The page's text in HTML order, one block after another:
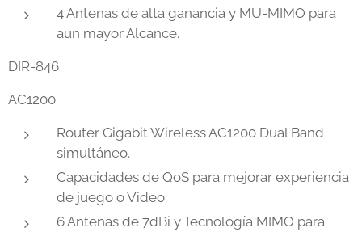
4 Antenas de alta ganancia y MU-MIMO para
aun mayor Alcance.
DIR-846
AC1200
Router Gigabit Wireless AC1200 Dual Band
simultáneo.
Capacidades de QoS para mejorar experiencia
de juego o Video.
6 Antenas de 7dBi y Tecnología MIMO para